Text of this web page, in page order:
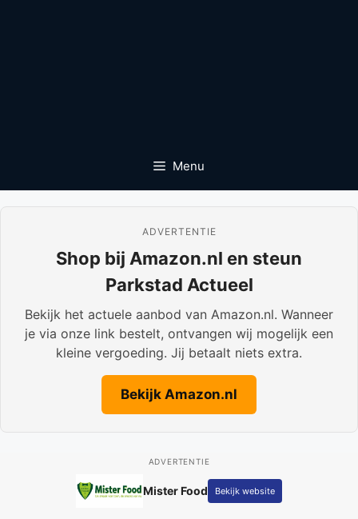
Menu
ADVERTENTIE
Shop bij Amazon.nl en steun
Parkstad Actueel
Bekijk het actuele aanbod van Amazon.nl. Wanneer
je via onze link bestelt, ontvangen wij mogelijk een
kleine vergoeding. Jij betaalt niets extra.
Bekijk Amazon.nl
ADVERTENTIE
Mister Food Bekijk website